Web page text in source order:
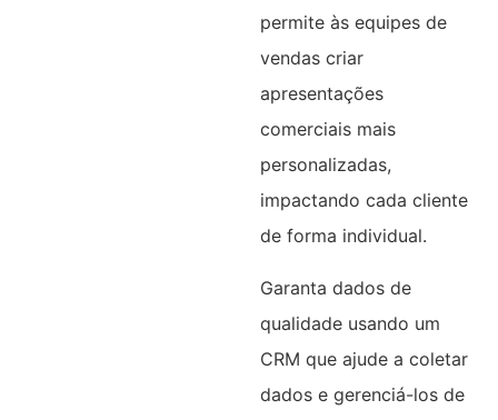
permite às equipes de
vendas criar
apresentações
comerciais mais
personalizadas,
impactando cada cliente
de forma individual.
Garanta dados de
qualidade usando um
CRM que ajude a coletar
dados e gerenciá-los de